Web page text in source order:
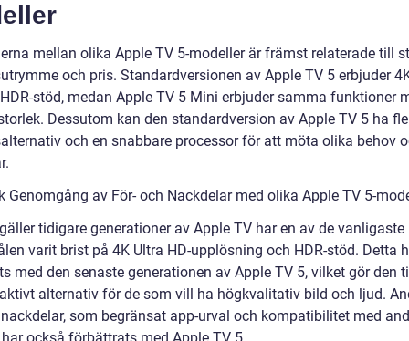
mellan olika Apple TV 5-modeller är främst relaterade till
och pris. Standardversionen av Apple TV 5 erbjuder
stöd, medan Apple TV 5 Mini erbjuder samma funktioner
Dessutom kan den standardversion av Apple TV 5 ha
och en snabbare processor för att möta olika behov
Genomgång av För- och Nackdelar med olika Apple TV 5-
tidigare generationer av Apple TV har en av de vanligaste
varit brist på 4K Ultra HD-upplösning och HDR-stöd. Detta
med den senaste generationen av Apple TV 5, vilket gör den
alternativ för de som vill ha högkvalitativ bild och ljud.
som begränsat app-urval och kompatibilitet med